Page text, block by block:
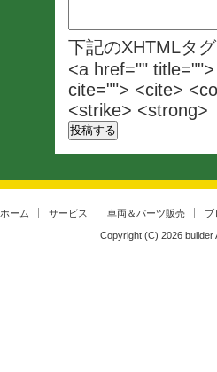
下記のXHTMLタ
<a href=""
cite=""> <cite>
<strike> <strong>
ホーム サービス 車両＆パーツ販売 ブ
Copyright (C) 2026 builder